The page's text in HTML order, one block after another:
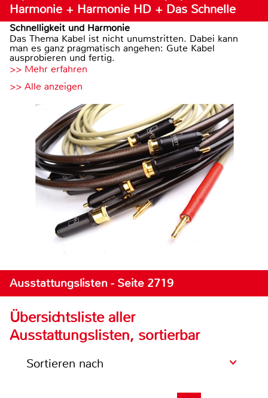
Harmonie + Harmonie HD + Das Schnelle
Schnelligkeit und Harmonie
Das Thema Kabel ist nicht unumstritten. Dabei kann
man es ganz pragmatisch angehen: Gute Kabel
ausprobieren und fertig.
>> Mehr erfahren
>> Alle anzeigen
Ausstattungslisten - Seite 2719
Übersichtsliste aller
Ausstattungslisten, sortierbar
Sortieren nach